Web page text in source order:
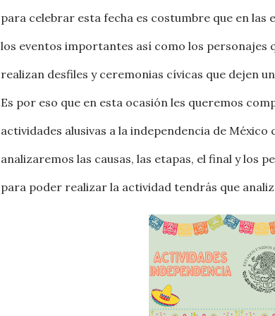
para celebrar esta fecha es costumbre que en las
los eventos importantes así como los personajes
realizan desfiles y ceremonias cívicas que dejen
Es por eso que en esta ocasión les queremos
actividades alusivas a la independencia de
analizaremos las causas, las etapas, el final y los
para poder realizar la actividad tendrás que